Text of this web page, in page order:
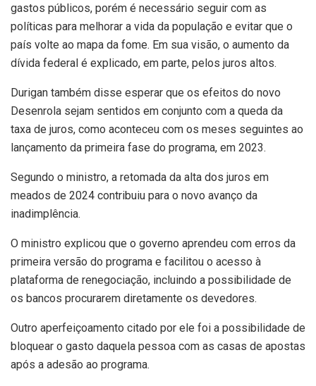
gastos públicos, porém é necessário seguir com as
políticas para melhorar a vida da população e evitar que o
país volte ao mapa da fome. Em sua visão, o aumento da
dívida federal é explicado, em parte, pelos juros altos.
Durigan também disse esperar que os efeitos do novo
Desenrola sejam sentidos em conjunto com a queda da
taxa de juros, como aconteceu com os meses seguintes ao
lançamento da primeira fase do programa, em 2023.
Segundo o ministro, a retomada da alta dos juros em
meados de 2024 contribuiu para o novo avanço da
inadimplência.
O ministro explicou que o governo aprendeu com erros da
primeira versão do programa e facilitou o acesso à
plataforma de renegociação, incluindo a possibilidade de
os bancos procurarem diretamente os devedores.
Outro aperfeiçoamento citado por ele foi a possibilidade de
bloquear o gasto daquela pessoa com as casas de apostas
após a adesão ao programa.